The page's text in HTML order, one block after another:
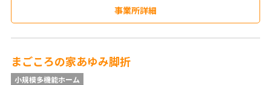
事業所詳細
まごころの家あゆみ脚折
小規模多機能ホーム